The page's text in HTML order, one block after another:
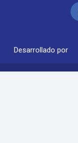
Desarrollado por